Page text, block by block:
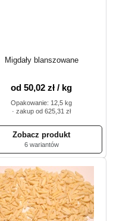
Migdały blanszowane
od 50,02 zł / kg
Opakowanie: 12,5 kg
· zakup od 625,31 zł
6 wariantów